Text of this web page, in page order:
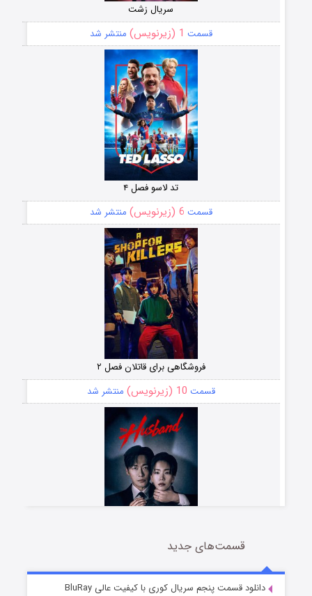
سریال زشت
قسمت 1 (زیرنویس) منتشر شد
تد لاسو فصل ۴
قسمت 6 (زیرنویس) منتشر شد
فروشگاهی برای قاتلان فصل ۲
قسمت 10 (زیرنویس) منتشر شد
قسمت8 (زیرنویس) منتشر شد
قسمت‌های جدید
دانلود قسمت پنجم سریال کوری با کیفیت عالی BluRay